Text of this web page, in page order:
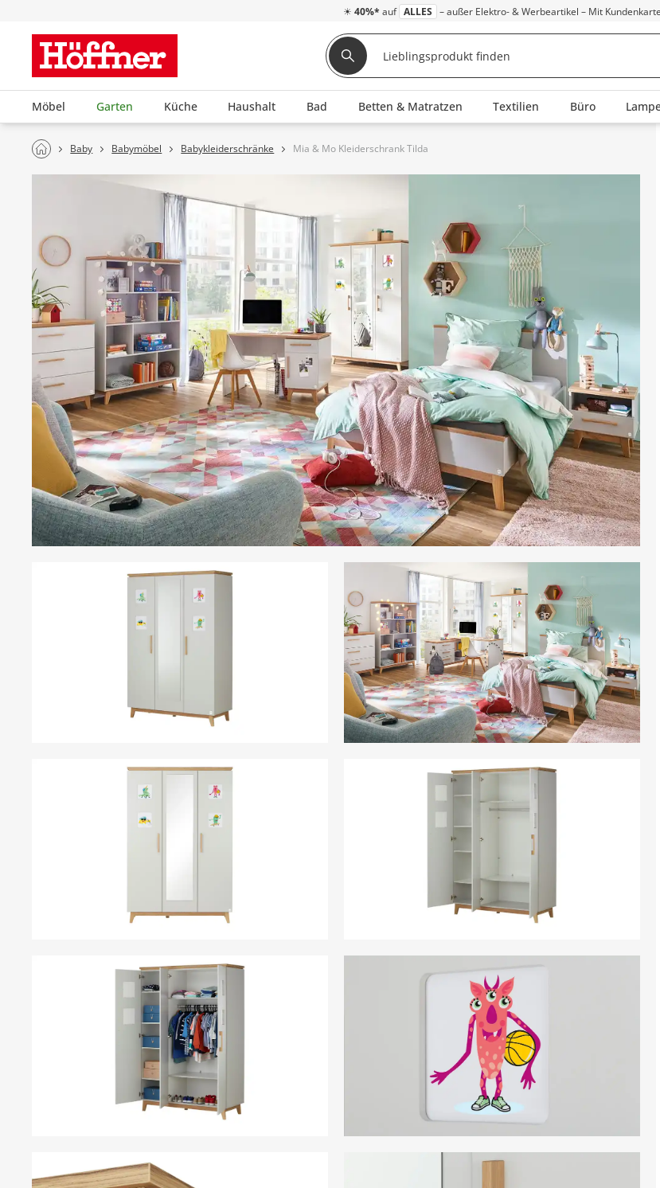
☀ 40%* auf ALLES – außer Elektro- & Werbeartikel – Mit
Möbel Garten Küche Haushalt Bad Betten & Matratzen Textilien Büro
Baby Babymöbel Babykleiderschränke Mia & Mo Kleiderschrank Tilda